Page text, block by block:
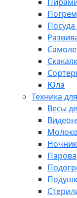
Посуда
Юла
Техника
Весы